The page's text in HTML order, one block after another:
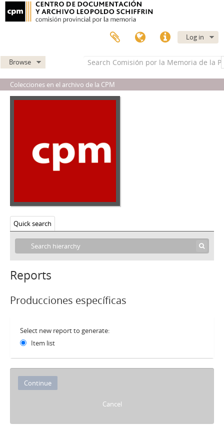
Log in
Browse
Colecciones en el archivo de la CPM
Quick search
Reports
Producciones específicas
Select new report to generate:
Item list
Cancel